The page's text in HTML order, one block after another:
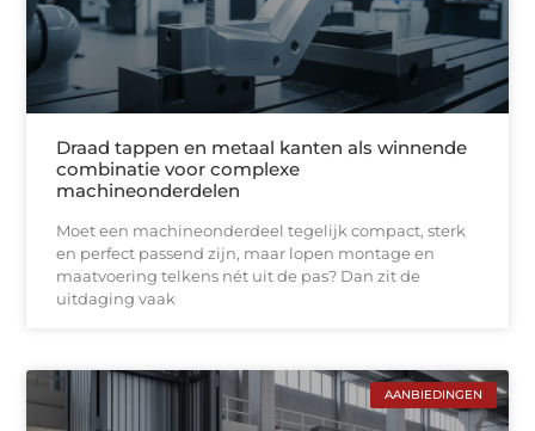
Draad tappen en metaal kanten als winnende
combinatie voor complexe
machineonderdelen
Moet een machineonderdeel tegelijk compact, sterk
en perfect passend zijn, maar lopen montage en
maatvoering telkens nét uit de pas? Dan zit de
uitdaging vaak
AANBIEDINGEN